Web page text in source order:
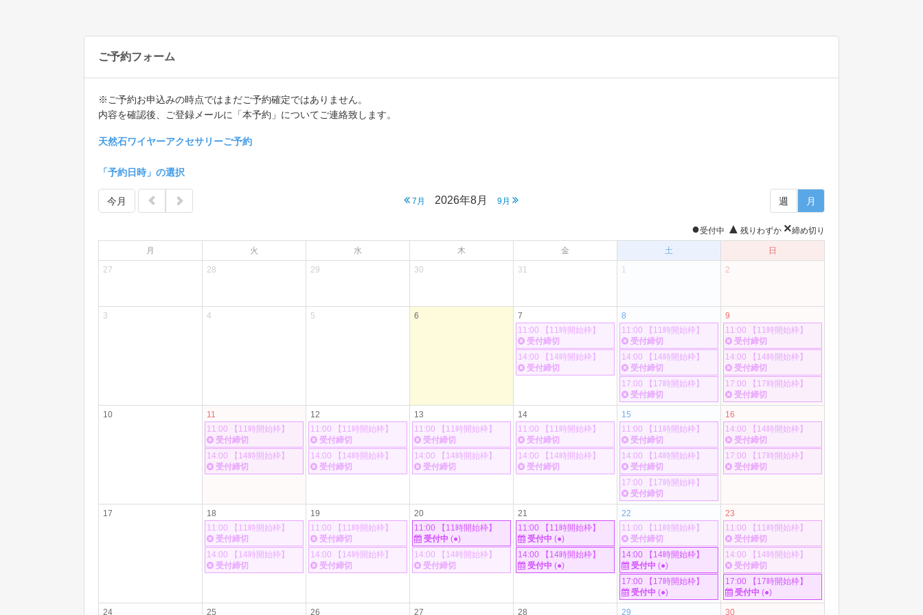
ご予約フォーム
※ご予約お申込みの時点ではまだご予約確定ではありません。
内容を確認後、ご登録メールに「本予約」についてご連絡致します。
天然石ワイヤーアクセサリーご予約
「予約日時」の選択
今月 7月 2026年8月 9月 週 月
●受付中 ▲ 残りわずか ×締め切り
月 火 水 木 金 土
日
27
28 29 30 31 1 2
3 4 5 6
7
11:00 【11時開始枠】
受付締切
14:00 【14時開始枠】
受付締切
8
11:00 【11時開始枠】
受付締切
14:00 【14時開始枠】
受付締切
17:00 【17時開始枠】
受付締切
9
11:00 【11時開始枠】
受付締切
14:00 【14時開始枠】
受付締切
17:00 【17時開始枠】
受付締切
10
11
11:00 【11時開始枠】
受付締切
14:00 【14時開始枠】
受付締切
12
11:00 【11時開始枠】
受付締切
14:00 【14時開始枠】
受付締切
13
11:00 【11時開始枠】
受付締切
14:00 【14時開始枠】
受付締切
14
11:00 【11時開始枠】
受付締切
14:00 【14時開始枠】
受付締切
15
11:00 【11時開始枠】
受付締切
14:00 【14時開始枠】
受付締切
17:00 【17時開始枠】
受付締切
16
14:00 【14時開始枠】
受付締切
17:00 【17時開始枠】
受付締切
17
18
11:00 【11時開始枠】
受付締切
14:00 【14時開始枠】
受付締切
19
11:00 【11時開始枠】
受付締切
14:00 【14時開始枠】
受付締切
20
11:00 【11時開始枠】
受付中 (●)
14:00 【14時開始枠】
受付締切
21
11:00 【11時開始枠】
受付中 (●)
14:00 【14時開始枠】
受付中 (●)
22
11:00 【11時開始枠】
受付締切
14:00 【14時開始枠】
受付中 (●)
17:00 【17時開始枠】
受付中 (●)
23
11:00 【11時開始枠】
受付締切
14:00 【14時開始枠】
受付締切
17:00 【17時開始枠】
受付中 (●)
24 25 26 27 28 29 30